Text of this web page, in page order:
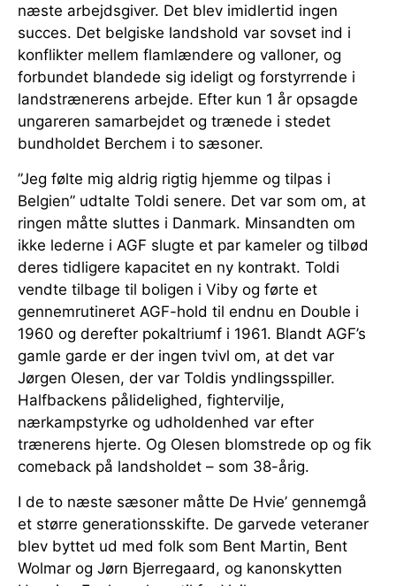
næste arbejdsgiver. Det blev imidlertid ingen
succes. Det belgiske landshold var sovset ind i
konflikter mellem flamlændere og valloner, og
forbundet blandede sig ideligt og forstyrrende i
landstrænerens arbejde. Efter kun 1 år opsagde
ungareren samarbejdet og trænede i stedet
bundholdet Berchem i to sæsoner.
”Jeg følte mig aldrig rigtig hjemme og tilpas i
Belgien” udtalte Toldi senere. Det var som om, at
ringen måtte sluttes i Danmark. Minsandten om
ikke lederne i AGF slugte et par kameler og tilbød
deres tidligere kapacitet en ny kontrakt. Toldi
vendte tilbage til boligen i Viby og førte et
gennemrutineret AGF-hold til endnu en Double i
1960 og derefter pokaltriumf i 1961. Blandt AGF’s
gamle garde er der ingen tvivl om, at det var
Jørgen Olesen, der var Toldis yndlingsspiller.
Halfbackens pålidelighed, fightervilje,
nærkampstyrke og udholdenhed var efter
trænerens hjerte. Og Olesen blomstrede op og fik
comeback på landsholdet – som 38-årig.
I de to næste sæsoner måtte De Hvie’ gennemgå
et større generationsskifte. De garvede veteraner
blev byttet ud med folk som Bent Martin, Bent
Wolmar og Jørn Bjerregaard, og kanonskytten